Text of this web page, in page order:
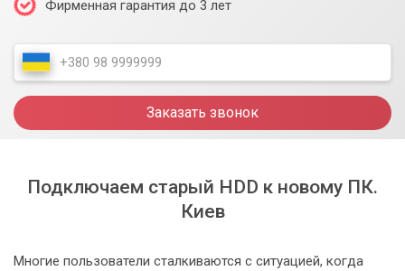
Фирменная гарантия до 3 лет
Заказать звонок
Подключаем старый HDD к новому ПК.
Киев
Многие пользователи сталкиваются с ситуацией, когда